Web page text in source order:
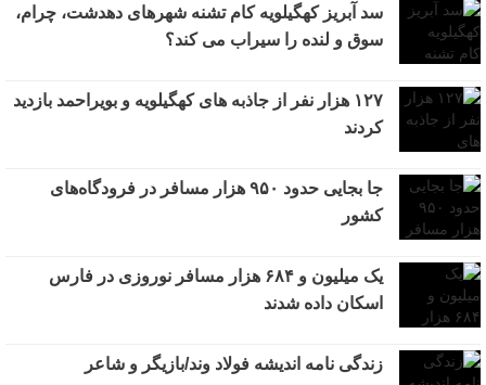
سد آبریز کهگیلویه کام تشنه شهرهای دهدشت، چرام،
سوق و لنده را سیراب می کند؟
۱۲۷ هزار نفر از جاذبه های کهگیلویه و بویراحمد بازدید
کردند
جا بجایی حدود ۹۵۰ هزار مسافر در فرودگاه‌های
کشور
یک میلیون و ۶۸۴ هزار مسافر نوروزی در فارس
اسکان داده شدند
زندگی نامه اندیشه فولاد وند/بازیگر و شاعر